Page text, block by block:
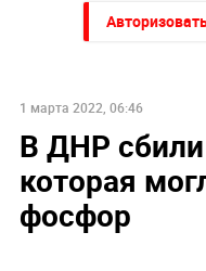
1 марта 2022, 06:46
В ДНР сбили
которая
фосфор